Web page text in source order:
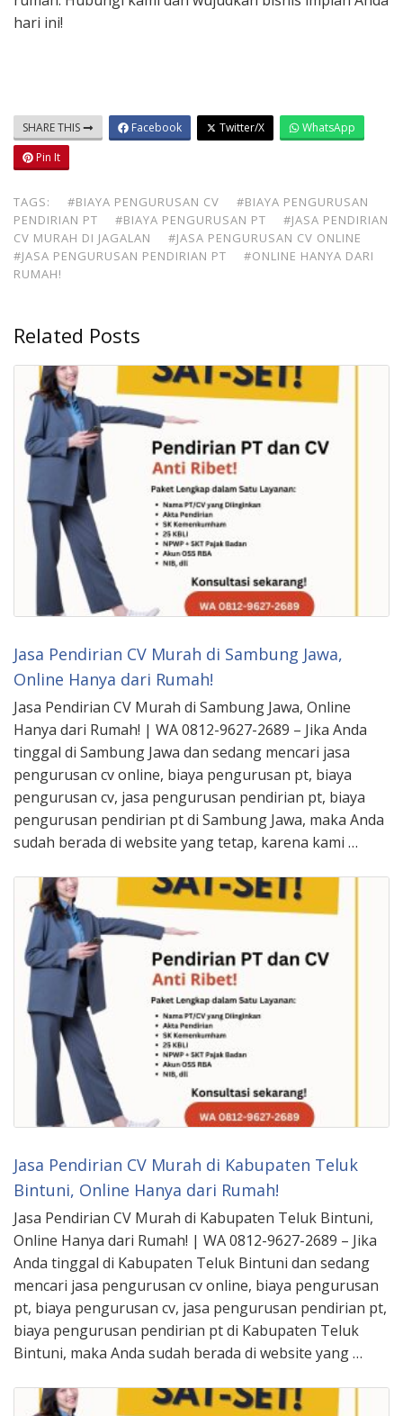
hari ini!
SHARE THIS Facebook Twitter/X
WhatsApp
Pin It
TAGS: #BIAYA PENGURUSAN CV
#BIAYA PENGURUSAN
PENDIRIAN PT
#BIAYA PENGURUSAN PT
#JASA PENDIRIAN
CV MURAH DI JAGALAN
#JASA PENGURUSAN CV ONLINE
#JASA PENGURUSAN PENDIRIAN PT
#ONLINE HANYA DARI
RUMAH!
Related Posts
Jasa Pendirian CV Murah di Sambung Jawa,
Online Hanya dari Rumah!
Jasa Pendirian CV Murah di Sambung Jawa, Online
Hanya dari Rumah! | WA 0812-9627-2689 – Jika Anda
tinggal di Sambung Jawa dan sedang mencari jasa
pengurusan cv online, biaya pengurusan pt, biaya
pengurusan cv, jasa pengurusan pendirian pt, biaya
pengurusan pendirian pt di Sambung Jawa, maka Anda
sudah berada di website yang tetap, karena kami …
Jasa Pendirian CV Murah di Kabupaten Teluk
Bintuni, Online Hanya dari Rumah!
Jasa Pendirian CV Murah di Kabupaten Teluk Bintuni,
Online Hanya dari Rumah! | WA 0812-9627-2689 – Jika
Anda tinggal di Kabupaten Teluk Bintuni dan sedang
mencari jasa pengurusan cv online, biaya pengurusan
pt, biaya pengurusan cv, jasa pengurusan pendirian pt,
biaya pengurusan pendirian pt di Kabupaten Teluk
Bintuni, maka Anda sudah berada di website yang …